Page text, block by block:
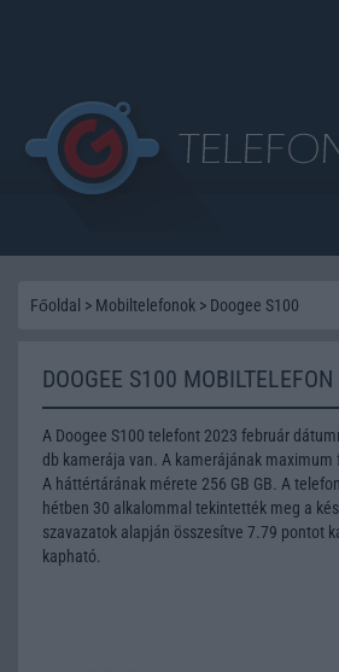
Főoldal > Mobiltelefonok > Doogee S100
DOOGEE S100 MOBILTELEFON
A Doogee S100 telefont 2023 február
db kamerája van. A kamerájának maximum
A háttértárának mérete 256 GB GB. A
hétben 30 alkalommal tekintették meg a
szavazatok alapján összesítve 7.79 pontot
kapható.